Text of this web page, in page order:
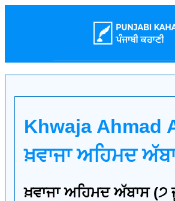
Khwaja Ahmad
ਖ਼ਵਾਜਾ ਅਹਿਮਦ
ਖ਼ਵਾਜਾ ਅਹਿਮਦ ਅੱਬਾਸ